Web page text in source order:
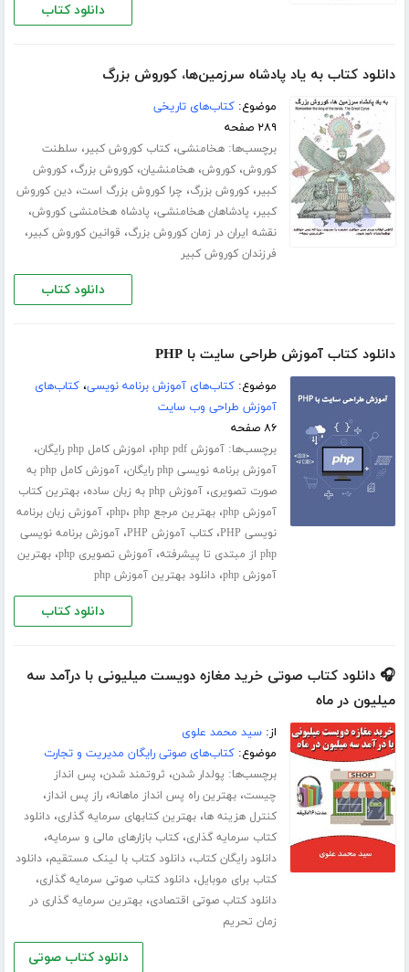
دانلود کتاب
دانلود کتاب به یاد پادشاه سرزمین‌ها، کوروش بزرگ
موضوع:کتاب‌های تاریخی
۲۸۹ صفحه
برچسب‌ها:هخامنشی،کتاب کوروش کبیر، سلطنت
کوروش،کوروش،هخامنشیان،کوروش بزرگ،کوروش
کبیر،کوروش بزرگ، چرا کوروش بزرگ است،دین کوروش
کبیر، پادشاهان هخامنشی، پادشاه هخامنشی کوروش،
نقشه ایران در زمان کوروش بزرگ، قوانین کوروش کبیر،
فرزندان کوروش کبیر
دانلود کتاب
دانلود کتاب آموزش طراحی سایت با PHP
موضوع:کتاب‌های آموزش برنامه نویسی،کتاب‌های
آموزش طراحی وب سایت
۸۶ صفحه
برچسب‌ها:آموزش php pdf ، اموزش کامل php رایگان ،
آموزش برنامه نویسی php رایگان ،
آموزش کامل php به
صورت تصویری،آموزش php به زبان ساده ،بهترین کتاب
آموزش php
،بهترین مرجع php ، php ،آموزش زبان برنامه
نویسی PHP
،کتاب آموزش PHP ،آموزش برنامه نویسی
php از مبتدی تا پیشرفته
،آموزش تصویری php ،بهترین
آموزش php
،دانلود بهترین آموزش php
دانلود کتاب
🎧 دانلود کتاب صوتی خرید مغازه دویست میلیونی با درآمد سه
میلیون در ماه
از:سید محمد علوی
موضوع:کتاب‌های صوتی رایگان مدیریت و تجارت
برچسب‌ها: پولدار شدن، ثروتمند شدن، پس انداز
چیست،بهترین راه پس انداز ماهانه،راز پس انداز،
کنترل هزینه ها،بهترین کتابهای سرمایه گذاری،دانلود
کتاب سرمایه گذاری،کتاب بازارهای مالی و سرمایه،
دانلود رایگان کتاب،دانلود کتاب با لینک مستقیم،دانلود
کتاب برای موبایل،دانلود کتاب صوتی سرمایه گذاری،
دانلود کتاب صوتی اقتصادی،بهترین سرمایه گذاری در
زمان تحریم
دانلود کتاب صوتی